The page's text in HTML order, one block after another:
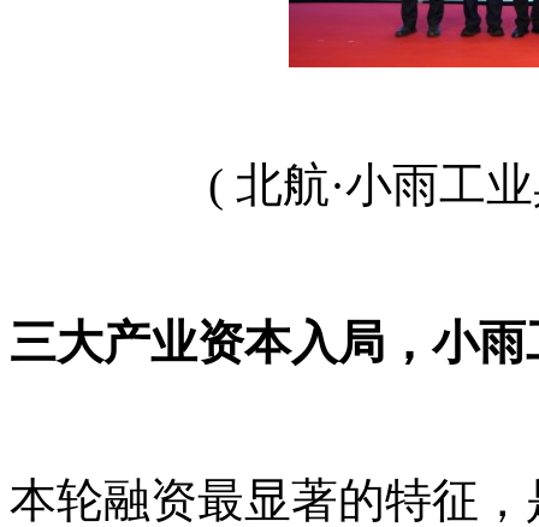
( 北航·小雨工
三大产业资本入局，小
本轮融资最显著的特征